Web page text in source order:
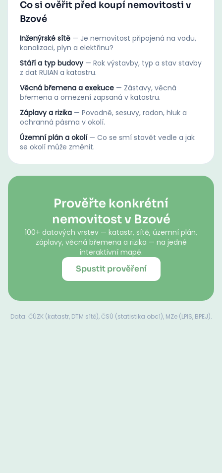
Co si ověřit před koupí nemovitosti v
Bzové
Inženýrské sítě — Je nemovitost připojená na vodu,
kanalizaci, plyn a elektřinu?
Stáří a typ budovy — Rok výstavby, typ a stav stavby
z dat RUIAN a katastru.
Věcná břemena a exekuce — Zástavy, věcná
břemena a omezení zapsaná v katastru.
Záplavy a rizika — Povodně, sesuvy, radon, hluk a
ochranná pásma v okolí.
Územní plán a okolí — Co se smí stavět vedle a jak
se okolí může změnit.
Prověřte konkrétní
nemovitost v Bzové
100+ datových vrstev — katastr, sítě, územní plán,
záplavy, věcná břemena a rizika — na jedné
interaktivní mapě.
Spustit prověření
Data: ČÚZK (katastr, DTM sítě), ČSÚ (statistika obcí), MZe (LPIS, BPEJ).